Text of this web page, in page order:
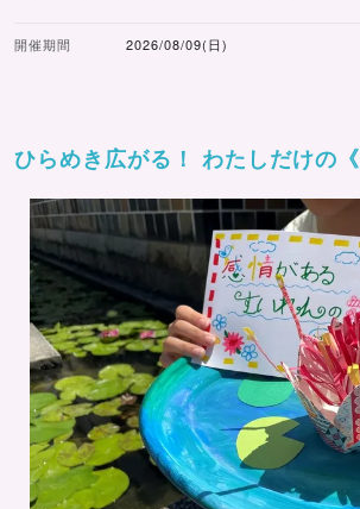
開催期間 2026/08/09(日)
ひらめき広がる！ わたしだけの